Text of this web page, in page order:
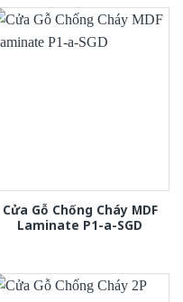
Cửa Gỗ Chống Cháy MDF
Laminate P1-a-SGD